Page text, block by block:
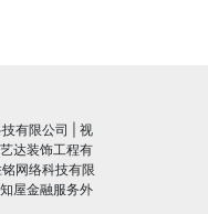
有限公司
视
达装饰工程有
网络科技有限
屋金融服务外